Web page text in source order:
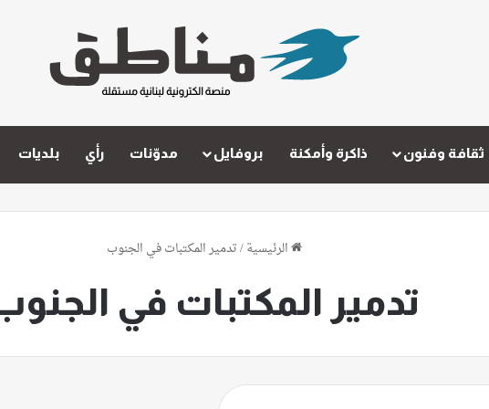
ثقافة وفنون ذاكرة وأمكنة بروفايل مدوّنات رأي بلديات
الرئيسية/تدمير المكتبات في الجنوب
تدمير المكتبات في